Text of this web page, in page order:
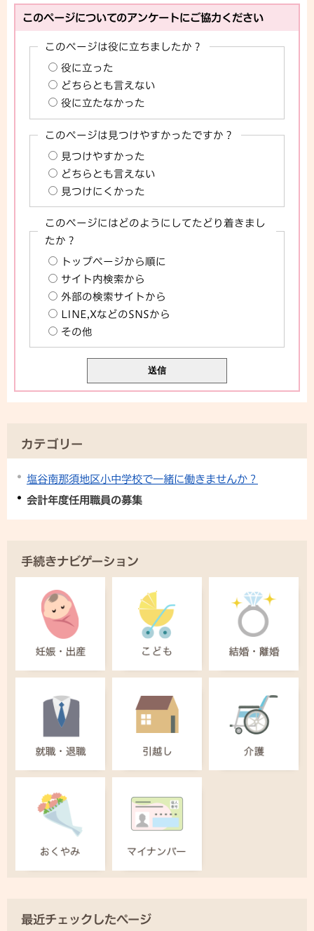
このページについてのアンケートにご協力ください
このページは役に立ちましたか？
役に立った
どちらとも言えない
役に立たなかった
このページは見つけやすかったですか？
見つけやすかった
どちらとも言えない
見つけにくかった
このページにはどのようにしてたどり着きまし
たか？
トップページから順に
サイト内検索から
外部の検索サイトから
LINE,XなどのSNSから
その他
カテゴリー
塩谷南那須地区小中学校で一緒に働きませんか？
会計年度任用職員の募集
手続きナビゲーション
最近チェックしたページ